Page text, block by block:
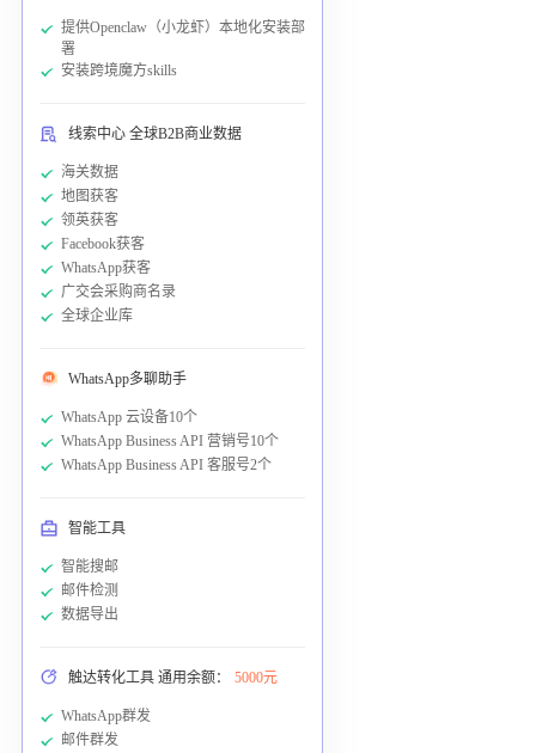
提供Openclaw（小龙虾）本地化安装部
署
安装跨境魔方skills
线索中心 全球B2B商业数据
海关数据
地图获客
领英获客
Facebook获客
WhatsApp获客
广交会采购商名录
全球企业库
WhatsApp多聊助手
WhatsApp 云设备10个
WhatsApp Business API 营销号10个
WhatsApp Business API 客服号2个
智能工具
智能搜邮
邮件检测
数据导出
触达转化工具 通用余额： 5000元
WhatsApp群发
邮件群发